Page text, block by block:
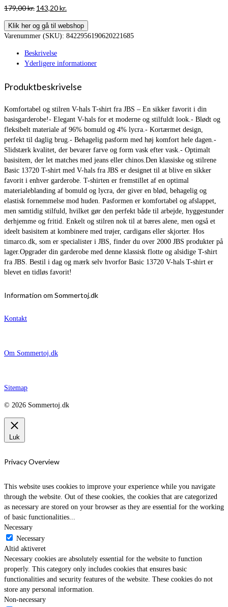
179,00kr. Den
pris
var:
143,20kr.
pris
er:
Klik her og gå til webshop
Varenummer (SKU): 8422956190620221685
Beskrivelse
Yderligere informationer
Produktbeskrivelse
Komfortabel og stilren V-hals T-shirt fra JBS – En sikker favorit i din
basisgarderobe!- Elegant V-hals for et moderne og stilfuldt look.- Blødt og
fleksibelt materiale af 96% bomuld og 4% lycra.- Kortærmet design,
perfekt til daglig brug.- Behagelig pasform med høj komfort hele dagen.-
Slidstærk kvalitet, der bevarer farve og form vask efter vask.- Optimalt
basisitem, der let matches med jeans eller chinos.Den klassiske og stilrene
Basic 13720 T-shirt med V-hals fra JBS er designet til at blive en sikker
favorit i enhver garderobe. T-shirten er fremstillet af en optimal
materialeblanding af bomuld og lycra, der giver en blød, behagelig og
elastisk fornemmelse mod huden. Pasformen er komfortabel og afslappet,
men samtidig stilfuld, hvilket gør den perfekt både til arbejde, hyggestunder
derhjemme og fritid. Enkelt og stilren nok til at bæres alene, men også et
ideelt basisitem at kombinere med trøjer, cardigans eller skjorter. Hos
timarco.dk, som er specialister i JBS, finder du over 2000 JBS produkter på
lager.Opgrader din garderobe med denne klassisk flotte og alsidige T-shirt
fra JBS. Bestil i dag og mærk selv hvorfor Basic 13720 V-hals T-shirt er
blevet en tidløs favorit!
Information om Sommertoj.dk
Kontakt
Om Sommertoj.dk
Sitemap
© 2026 Sommertoj.dk
Luk
Privacy Overview
This website uses cookies to improve your experience while you navigate
through the website. Out of these cookies, the cookies that are categorized
as necessary are stored on your browser as they are essential for the working
of basic functionalities
Necessary
Necessary
Altid aktiveret
Necessary cookies are absolutely essential for the website to function
properly. This category only includes cookies that ensures basic
functionalities and security features of the website. These cookies do not
store any personal information.
Non-necessary